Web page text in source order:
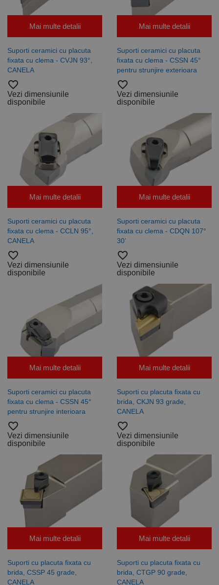
Mai multe detalii
Suporti ceramici cu placuta
fixata cu clema - CVJN 93°,
CANELA
favorite_border
Vezi dimensiunile
disponibile
Mai multe detalii
Suporti ceramici cu placuta
fixata cu clema - CSSN 45°
pentru strunjire exterioara
favorite_border
Vezi dimensiunile
disponibile
Mai multe detalii
Suporti ceramici cu placuta
fixata cu clema - CCLN 95°,
CANELA
favorite_border
Vezi dimensiunile
disponibile
Mai multe detalii
Suporti ceramici cu placuta
fixata cu clema - CDQN 107°
30’
favorite_border
Vezi dimensiunile
disponibile
Mai multe detalii
Suporti ceramici cu placuta
fixata cu clema - CSSN 45°
pentru strunjire interioara
favorite_border
Vezi dimensiunile
disponibile
Mai multe detalii
Suporti cu placuta fixata cu
brida, CKJN 93 grade,
CANELA
favorite_border
Vezi dimensiunile
disponibile
Mai multe detalii
Suporti cu placuta fixata cu
brida, CSSP 45 grade,
CANELA
Mai multe detalii
Suporti cu placuta fixata cu
brida, CTGP 90 grade,
CANELA